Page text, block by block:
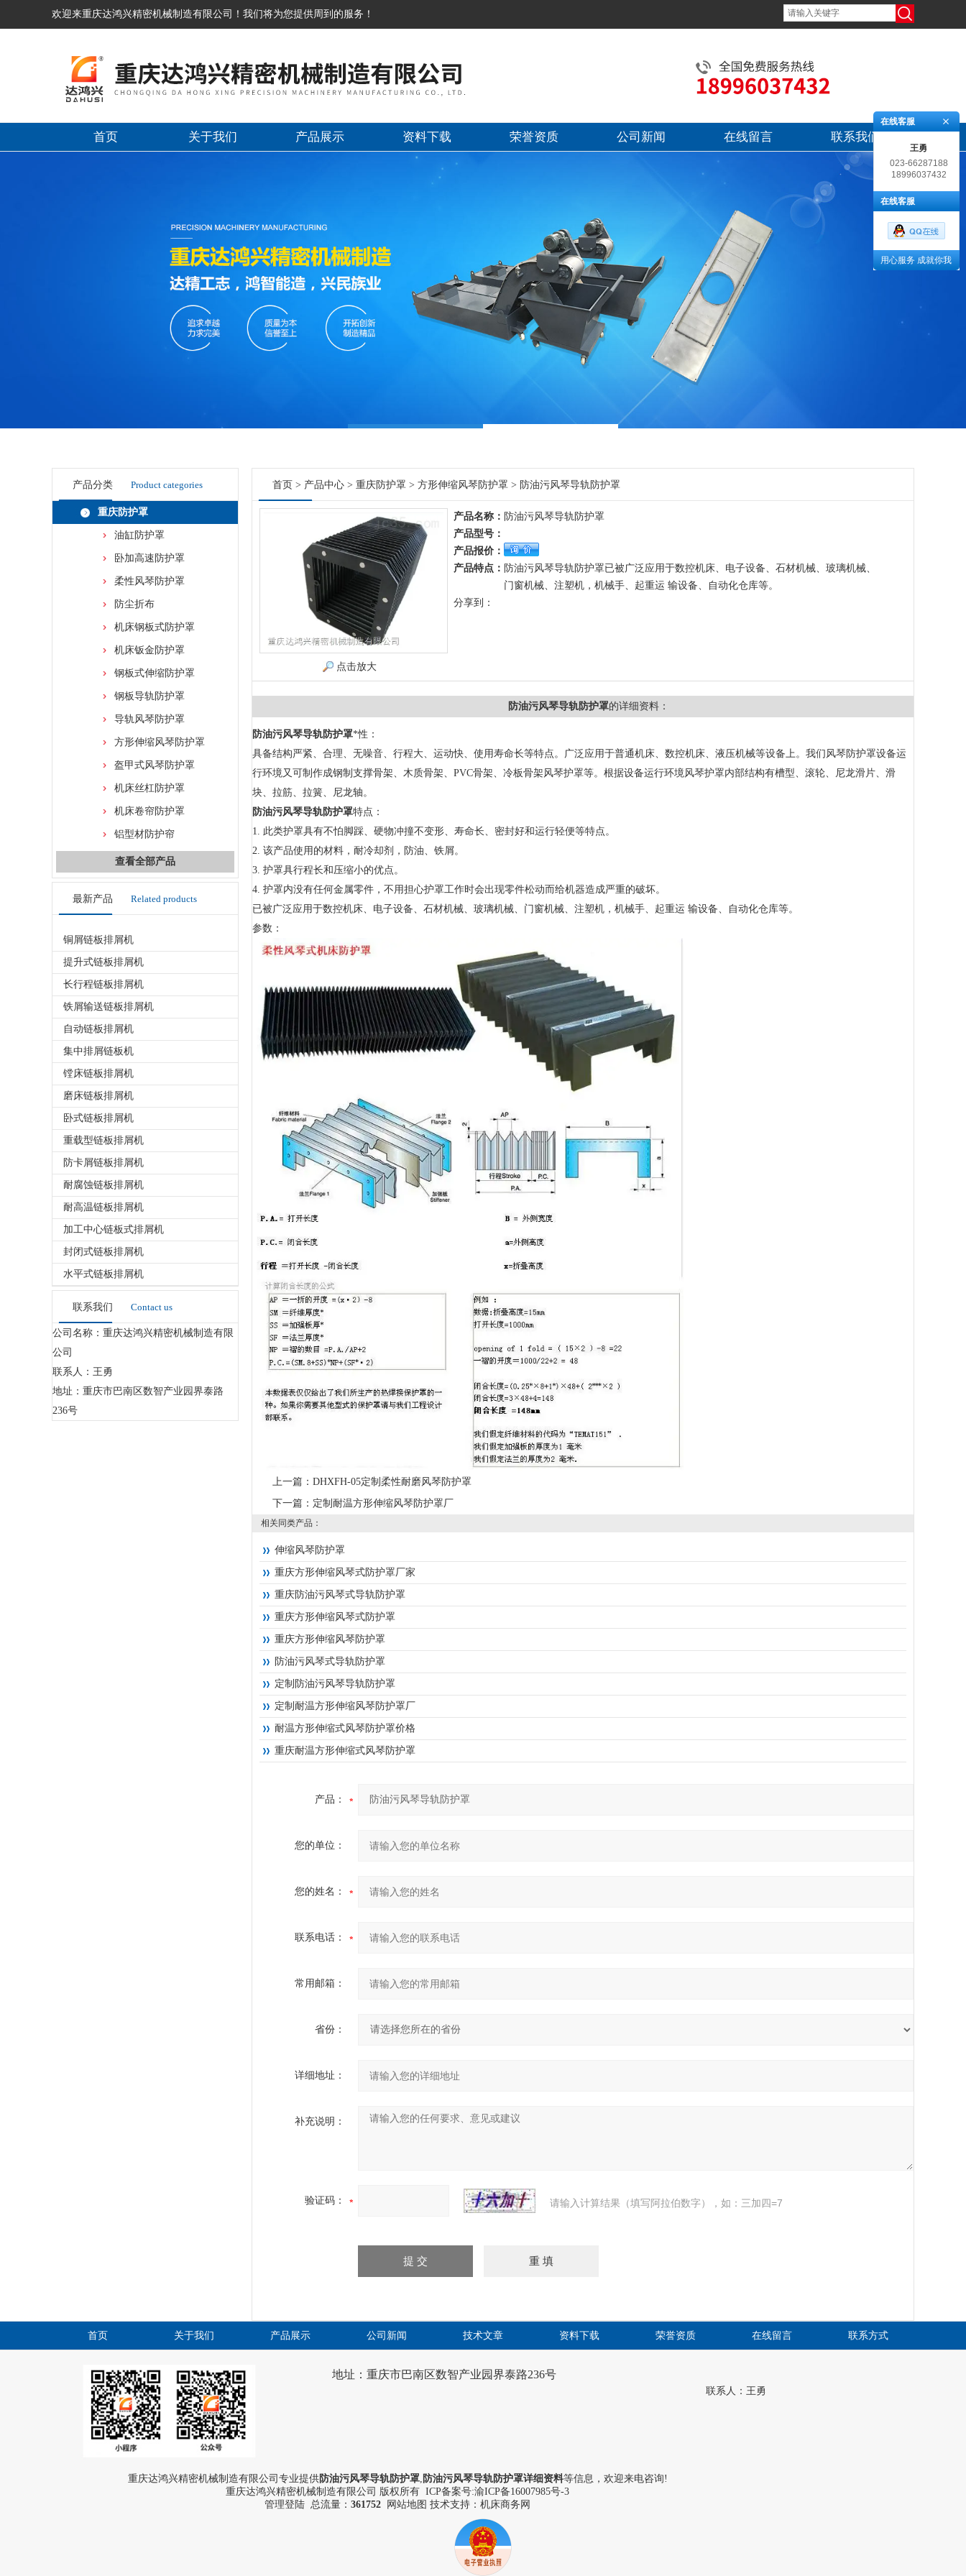
欢迎来重庆达鸿兴精密机械制造有限公司！我们将为您提供周到的服务！
首页 关于我们 产品展示 资料下载 荣誉资质 公司新闻 在线留言 联系我们
产品分类 Product categories
重庆防护罩
油缸防护罩
卧加高速防护罩
柔性风琴防护罩
防尘折布
机床钢板式防护罩
机床钣金防护罩
钢板式伸缩防护罩
钢板导轨防护罩
导轨风琴防护罩
方形伸缩风琴防护罩
盔甲式风琴防护罩
机床丝杠防护罩
机床卷帘防护罩
铝型材防护帘
查看全部产品
最新产品 Related products
铜屑链板排屑机
提升式链板排屑机
长行程链板排屑机
铁屑输送链板排屑机
自动链板排屑机
集中排屑链板机
镗床链板排屑机
磨床链板排屑机
卧式链板排屑机
重载型链板排屑机
防卡屑链板排屑机
耐腐蚀链板排屑机
耐高温链板排屑机
加工中心链板式排屑机
封闭式链板排屑机
水平式链板排屑机
联系我们 Contact us
公司名称：重庆达鸿兴精密机械制造有限
公司
联系人：王勇
地址：重庆市巴南区数智产业园界泰路
236号
首页 > 产品中心 > 重庆防护罩 > 方形伸缩风琴防护罩 > 防油污风琴导轨防护罩
点击放大
产品名称： 防油污风琴导轨防护罩
产品型号：
产品报价：
产品特点： 防油污风琴导轨防护罩已被广泛应用于数控机床、电子设备、石材机械、玻璃机械、
门窗机械、注塑机，机械手、起重运 输设备、自动化仓库等。
分享到：
防油污风琴导轨防护罩的详细资料：
防油污风琴导轨防护罩*性：
具备结构严紧、合理、无噪音、行程大、运动快、使用寿命长等特点。广泛应用于普通机床、数控机床、液压机械等设备上。我们风琴防护罩设备运
行环境又可制作成钢制支撑骨架、木质骨架、PVC骨架、冷板骨架风琴护罩等。根据设备运行环境风琴护罩内部结构有槽型、滚轮、尼龙滑片、滑
块、拉筋、拉簧、尼龙轴。
防油污风琴导轨防护罩特点：
1. 此类护罩具有不怕脚踩、硬物冲撞不变形、寿命长、密封好和运行轻便等特点。
2. 该产品使用的材料，耐冷却剂，防油、铁屑。
3. 护罩具行程长和压缩小的优点。
4. 护罩内没有任何金属零件，不用担心护罩工作时会出现零件松动而给机器造成严重的破坏。
已被广泛应用于数控机床、电子设备、石材机械、玻璃机械、门窗机械、注塑机，机械手、起重运 输设备、自动化仓库等。
参数：
上一篇： DHXFH-05定制柔性耐磨风琴防护罩
下一篇： 定制耐温方形伸缩风琴防护罩厂
相关同类产品：
伸缩风琴防护罩
重庆方形伸缩风琴式防护罩厂家
重庆防油污风琴式导轨防护罩
重庆方形伸缩风琴式防护罩
重庆方形伸缩风琴防护罩
防油污风琴式导轨防护罩
定制防油污风琴导轨防护罩
定制耐温方形伸缩风琴防护罩厂
耐温方形伸缩式风琴防护罩价格
重庆耐温方形伸缩式风琴防护罩
产品：
您的单位：
您的姓名：
联系电话：
常用邮箱：
省份：
详细地址：
补充说明：
验证码： 请输入计算结果（填写阿拉伯数字），如：三加四=7
首页 关于我们 产品展示 公司新闻 技术文章 资料下载 荣誉资质 在线留言 联系方式
地址：重庆市巴南区数智产业园界泰路236号
联系人：王勇
重庆达鸿兴精密机械制造有限公司专业提供防油污风琴导轨防护罩, 防油污风琴导轨防护罩详细资料等信息，欢迎来电咨询!
重庆达鸿兴精密机械制造有限公司 版权所有 ICP备案号:渝ICP备16007985号-3
管理登陆 总流量： 361752 网站地图 技术支持：机床商务网
在线客服
王勇
023-66287188
18996037432
在线客服
用心服务 成就你我